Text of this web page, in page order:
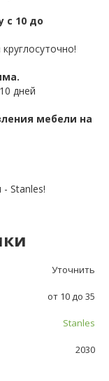
с 10 до
дней
мебели на
Stanles!
Уточнить
от 10 до 35
Stanles
2030